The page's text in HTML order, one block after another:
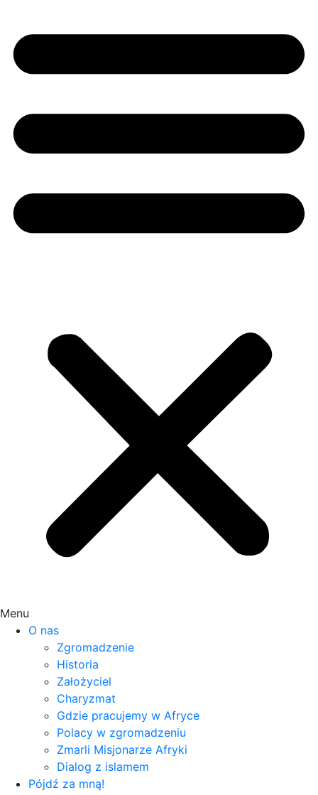
Menu
O nas
Zgromadzenie
Historia
Założyciel
Charyzmat
Gdzie pracujemy w Afryce
Polacy w zgromadzeniu
Zmarli Misjonarze Afryki
Dialog z islamem
Pójdź za mną!